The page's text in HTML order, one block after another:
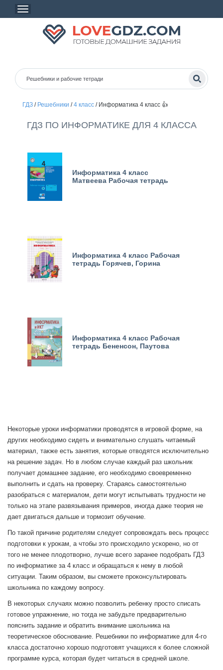
ГДЗ/ Решебники /4 класс/ Информатика 4 класс 👍
ГДЗ ПО ИНФОРМАТИКЕ ДЛЯ 4 КЛАССА
Информатика 4 класс
Матвеева Рабочая тетрадь
Информатика 4 класс Рабочая
тетрадь Горячев, Горина
Информатика 4 класс Рабочая
тетрадь Бененсон, Паутова
Некоторые уроки информатики проводятся в игровой форме, на
других необходимо сидеть и внимательно слушать читаемый
материал, также есть занятия, которые отводятся исключительно
на решение задач. Но в любом случае каждый раз школьник
получает домашнее задание, его необходимо своевременно
выполнить и сдать на проверку. Стараясь самостоятельно
разобраться с материалом, дети могут испытывать трудности не
только на этапе развязывания примеров, иногда даже теория не
дает двигаться дальше и тормозит обучение.
По такой причине родителям следует сопровождать весь процесс
подготовки к урокам, а чтобы это происходило ускорено, но от
того не менее плодотворно, лучше всего заранее подобрать ГДЗ
по информатике за 4 класс и обращаться к нему в любой
ситуации. Таким образом, вы сможете проконсультировать
школьника по каждому вопросу.
В некоторых случаях можно позволить ребенку просто списать
готовое упражнение, но тогда не забудьте предварительно
пояснить задание и обратить внимание школьника на
теоретическое обоснование. Решебники по информатике для 4-го
класса достаточно хорошо подготовят учащихся к более сложной
программе курса, которая будет читаться в средней школе.